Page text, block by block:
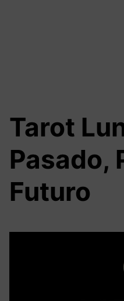
Tarot
Pasado,
Futuro